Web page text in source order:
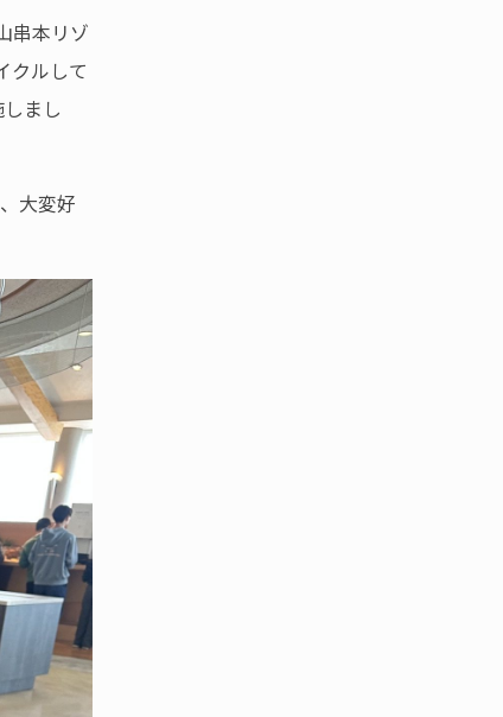
串本リゾ
クルして
まし
大変好